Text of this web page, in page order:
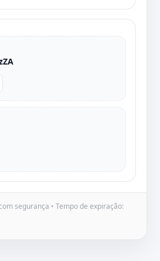
segurança • Tempo de expiração: